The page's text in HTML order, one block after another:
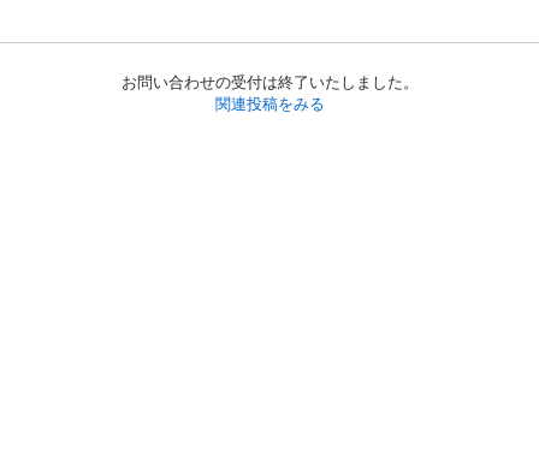
お問い合わせの受付は終了いたしました。
関連投稿をみる